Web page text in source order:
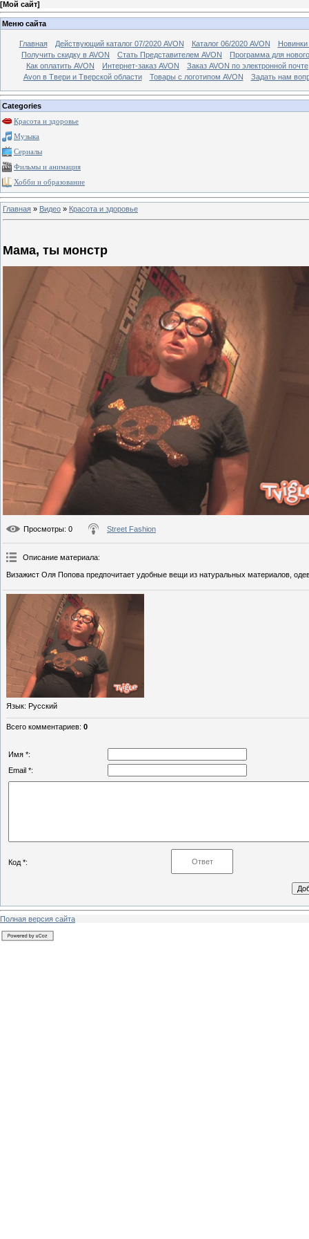
[Мой сайт]
Меню сайта
Главная Действующий каталог 07/2020 AVON Каталог 06/2020 AVON
Новинки
Получить скидку в AVON
Стать Представителем AVON
Программа для
Как оплатить AVON
Интернет-заказ AVON
Заказ AVON по электронной почте
Avon в Твери и Тверской области
Товары с логотипом AVON Задать нам
Categories
Красота и здоровье
Музыка
Сериалы
Фильмы и анимация
Хобби и образование
Главная » Видео » Красота и здоровье
Мама, ты монстр
Просмотры: 0 Street Fashion
Описание материала:
Визажист Оля Попова предпочитает удобные вещи из натуральных материалов,
Язык: Русский
Всего комментариев: 0
Имя *:
Email *:
Код *:
Полная версия сайта